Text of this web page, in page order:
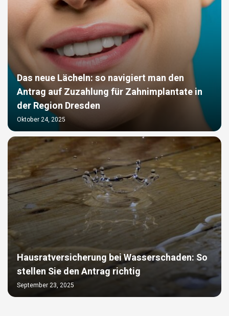
Das neue Lächeln: so navigiert man den
Antrag auf Zuzahlung für Zahnimplantate in
der Region Dresden
Oktober 24, 2025
Hausratversicherung bei Wasserschaden: So
stellen Sie den Antrag richtig
September 23, 2025